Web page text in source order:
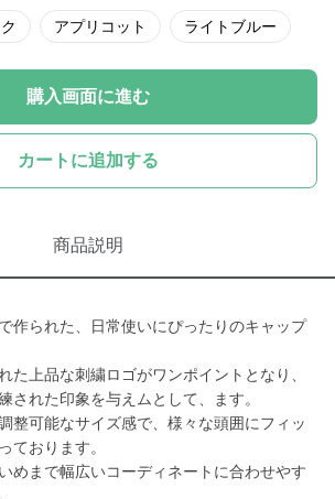
アプリコット ライトブルー
購入画面に進む
カートに追加する
商品説明
作られた、日常使いにぴったりのキャップ
た上品な刺繍ロゴがワンポイントとなり、
された印象を与えムとして、ます。
整可能なサイズ感で、様々な頭囲にフィッ
ております。
めまで幅広いコーディネートに合わせやす